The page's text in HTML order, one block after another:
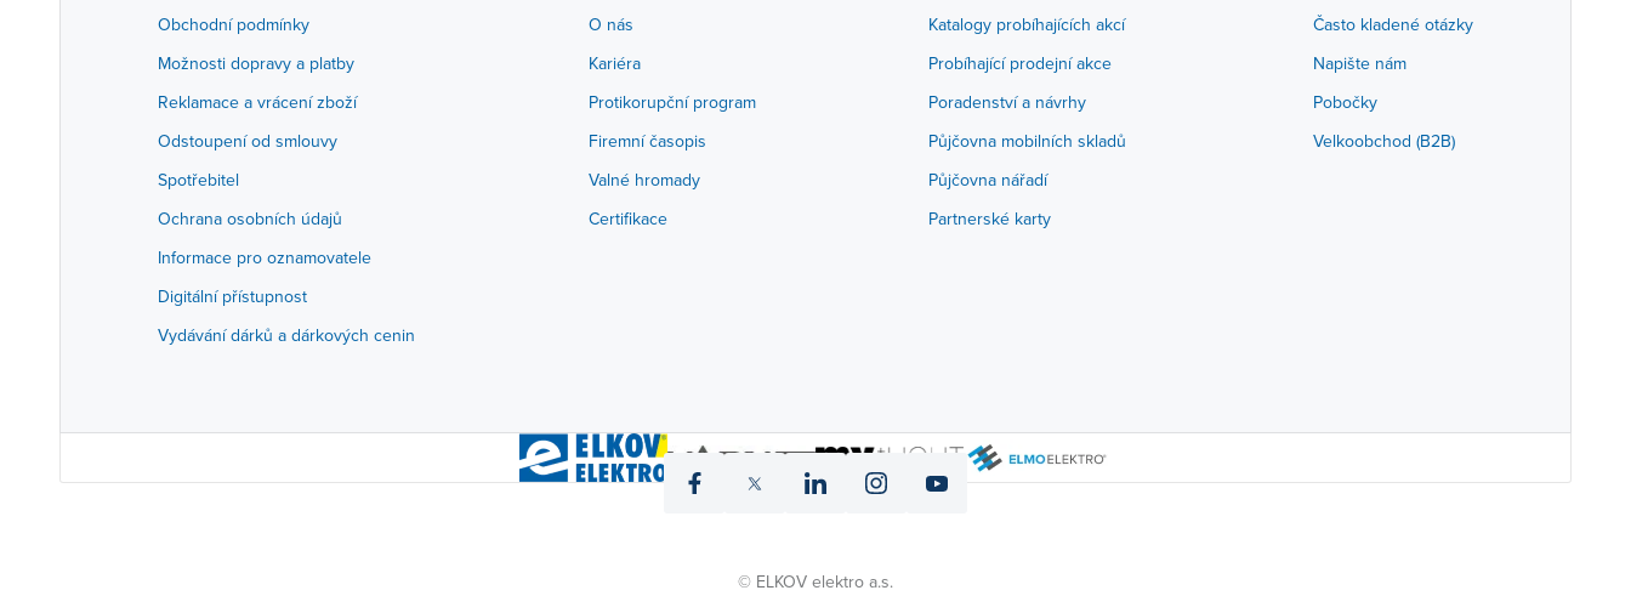
Obchodní podmínky
Možnosti dopravy a platby
Reklamace a vrácení zboží
Odstoupení od smlouvy
Spotřebitel
Ochrana osobních údajů
Informace pro oznamovatele
Digitální přístupnost
Vydávání dárků a dárkových cenin
O nás
Kariéra
Protikorupční program
Firemní časopis
Valné hromady
Certifikace
Katalogy probíhajících akcí
Probíhající prodejní akce
Poradenství a návrhy
Půjčovna mobilních skladů
Půjčovna nářadí
Partnerské karty
Často kladené otázky
Napište nám
Pobočky
Velkoobchod (B2B)
icon
icon
icon
icon
icon
© ELKOV elektro a.s.